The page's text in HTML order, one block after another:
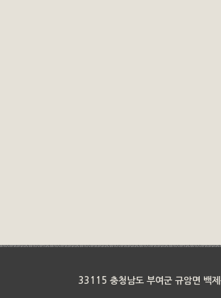
33115 충청남도 부여군 규암면 백